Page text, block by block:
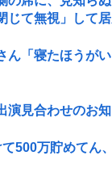
じて無視」して
ん「寝たほうが
演見合わせのお
て500万貯めてん